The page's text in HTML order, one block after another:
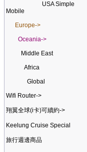
USA Simple
Mobile
Europe->
Oceania->
Middle East
Africa
Global
Wifi Router->
翔翼全球(i卡)可續約->
Keelung Cruise Special
旅行週邊商品